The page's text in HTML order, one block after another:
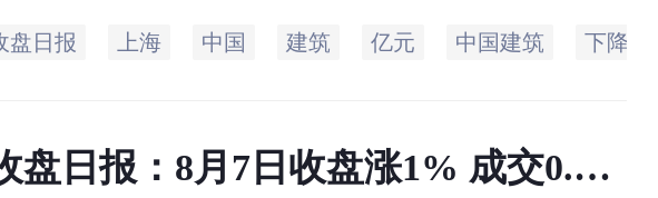
元，下跌1.09%。当日最高价4.57
盘日报 上海 中国 建筑 亿元 中国建筑 下降
盘日报：8月7日收盘涨1% 成交0.48